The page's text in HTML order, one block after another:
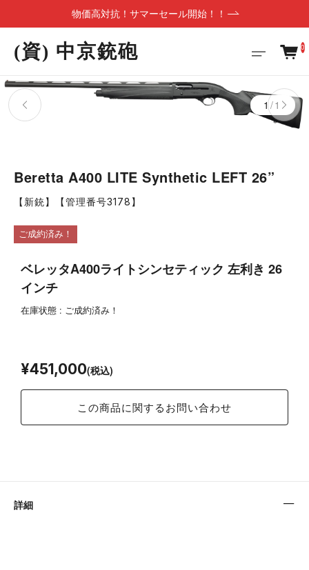
物価高対抗！サマーセール開始！！
(資) 中京銃砲 0
1/1
Beretta A400 LITE Synthetic LEFT 26”
【新銃】【管理番号3178】
ご成約済み！
ベレッタA400ライトシンセティック 左利き 26
インチ
在庫状態 : ご成約済み！
¥451,000(税込)
この商品に関するお問い合わせ
詳細